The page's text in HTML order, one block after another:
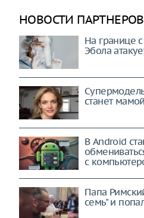
НОВОСТИ ПАРТНЕРОВ
На границе
Эбола
станет
В Android
с
Папа
семь" и